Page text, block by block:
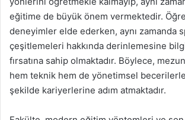
eğitime de büyük önem vermektedir.
deneyimler elde ederken, aynı zamanda
çeşitlemeleri hakkında derinlemesine
fırsatına sahip olmaktadır. Böylece,
hem teknik hem de yönetimsel becerilerle
şekilde kariyerlerine adım atmaktadır.